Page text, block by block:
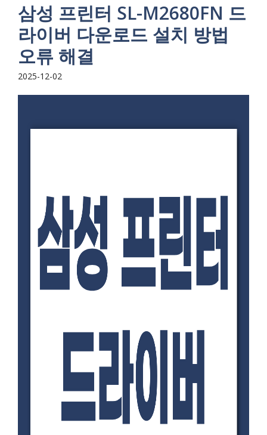
삼성 프린터 SL-M2680FN 드
라이버 다운로드 설치 방법
오류 해결
2025-12-02